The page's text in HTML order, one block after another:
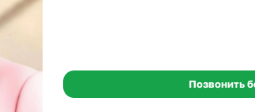
всего обращаются с вопросами об
карьере и смене работы, о выборе
Позвонить